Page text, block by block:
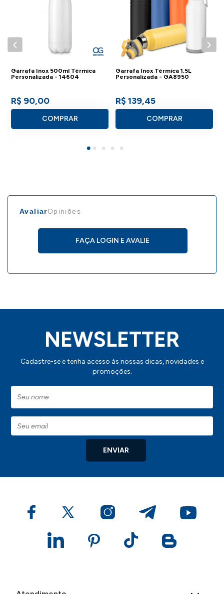
Garrafa Inox 500ml Térmica
Personalizada - 14604
R$ 90,00
COMPRAR
Garrafa Inox Térmica 1,5L
Personalizada - GA8950
R$ 139,45
COMPRAR
AvaliarOpiniões
FAÇA LOGIN E AVALIE
NEWSLETTER
Cadastre-se e tenha acesso às nossas dicas, novidades e
promoções.
ENVIAR